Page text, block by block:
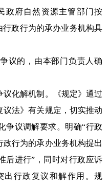
府自然资源主管部门按
行政行为的承办业务机构具
的，由本部门负责人确
化解机制。《规定》通过
法》有关规定，切实推动
争议调解要求。明确“行政
行为的承办业务机构提出
后进行”，同时对行政应诉
出行政复议和解作用。规